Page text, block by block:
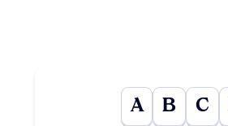
A B C